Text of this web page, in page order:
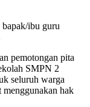
ibu guru
pemotongan pita
SMPN 2
seluruh warga
hak